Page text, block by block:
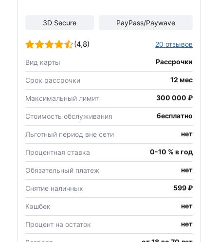
3D Secure PayPass/Paywave
(4,8) 20 отзывов
Вид карты Рассрочки
Срок рассрочки 12 мес
Максимальный лимит 300 000 ₽
Стоимость обслуживания бесплатно
Льготный период вне сети нет
Процентная ставка 0-10 % в год
Обязательный платеж нет
Снятие наличных 599 ₽
Кэшбек нет
Процент на остаток нет